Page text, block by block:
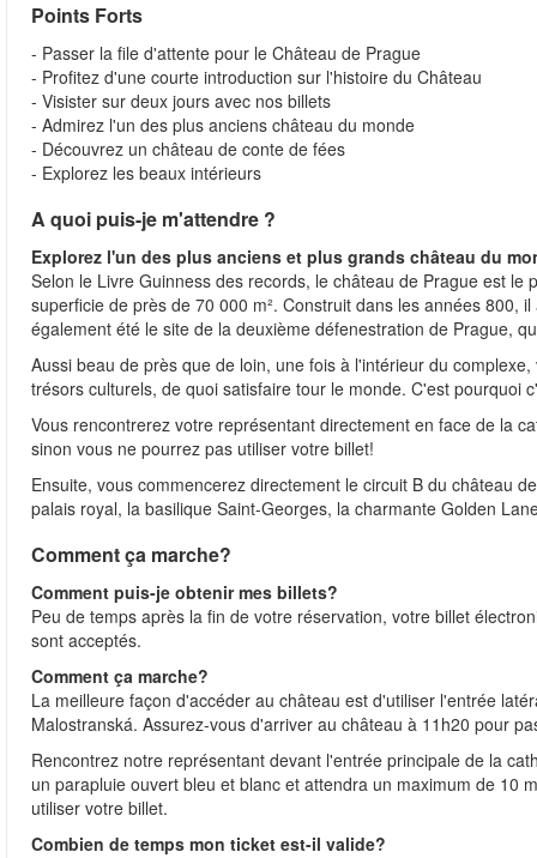
Points Forts
- Passer la file d'attente pour le Château de Prague
- Profitez d'une courte introduction sur l'histoire du Château
- Visister sur deux jours avec nos billets
- Admirez l'un des plus anciens château du monde
- Découvrez un château de conte de fées
- Explorez les beaux intérieurs
A quoi puis-je m'attendre ?
Explorez l'un des plus anciens et plus grands château du
Selon le Livre Guinness des records, le château de Prague est
superficie de près de 70 000 m². Construit dans les années 800,
également été le site de la deuxième défenestration de Prague,
Aussi beau de près que de loin, une fois à l'intérieur du
trésors culturels, de quoi satisfaire tour le monde. C'est pourquoi
Vous rencontrerez votre représentant directement en face de la
sinon vous ne pourrez pas utiliser votre billet!
Ensuite, vous commencerez directement le circuit B du château
palais royal, la basilique Saint-Georges, la charmante Golden
Comment ça marche?
Comment puis-je obtenir mes billets?
Peu de temps après la fin de votre réservation, votre billet
sont acceptés.
Comment ça marche?
La meilleure façon d'accéder au château est d'utiliser l'entrée
Malostranská. Assurez-vous d'arriver au château à 11h20 pour
Rencontrez notre représentant devant l'entrée principale de la
un parapluie ouvert bleu et blanc et attendra un maximum de 10
utiliser votre billet.
Combien de temps mon ticket est-il valide?